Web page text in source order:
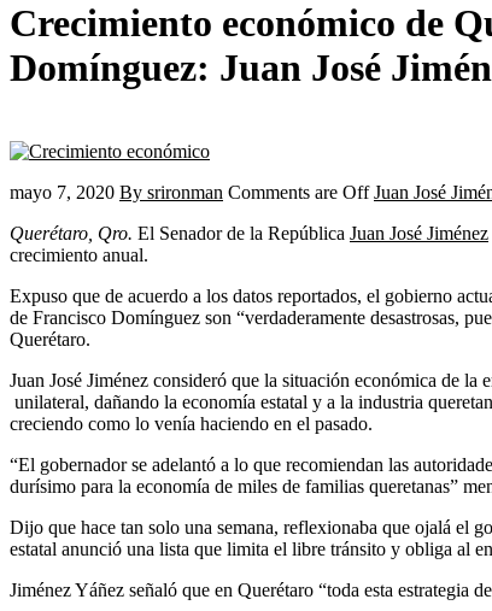
Crecimiento económico de
Domínguez: Juan José
mayo 7, 2020 By srironman Comments are Off Juan José
Querétaro, Qro. El Senador de la República Juan José Jiménez
crecimiento anual.
Expuso que de acuerdo a los datos reportados, el gobierno
de Francisco Domínguez son “verdaderamente desastrosas,
Querétaro.
Juan José Jiménez consideró que la situación económica de
unilateral, dañando la economía estatal y a la industria
creciendo como lo venía haciendo en el pasado.
“El gobernador se adelantó a lo que recomiendan las
durísimo para la economía de miles de familias queretanas”
Dijo que hace tan solo una semana, reflexionaba que ojalá el
estatal anunció una lista que limita el libre tránsito y obliga al
Jiménez Yáñez señaló que en Querétaro “toda esta